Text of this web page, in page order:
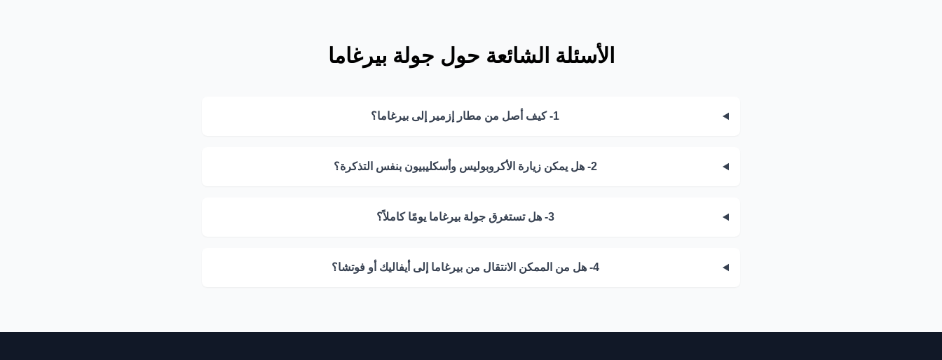
الأسئلة الشائعة حول جولة بيرغاما
1- كيف أصل من مطار إزمير إلى بيرغاما؟
2- هل يمكن زيارة الأكروبوليس وأسكليبيون بنفس التذكرة؟
3- هل تستغرق جولة بيرغاما يومًا كاملاً؟
4- هل من الممكن الانتقال من بيرغاما إلى أيفاليك أو فوتشا؟